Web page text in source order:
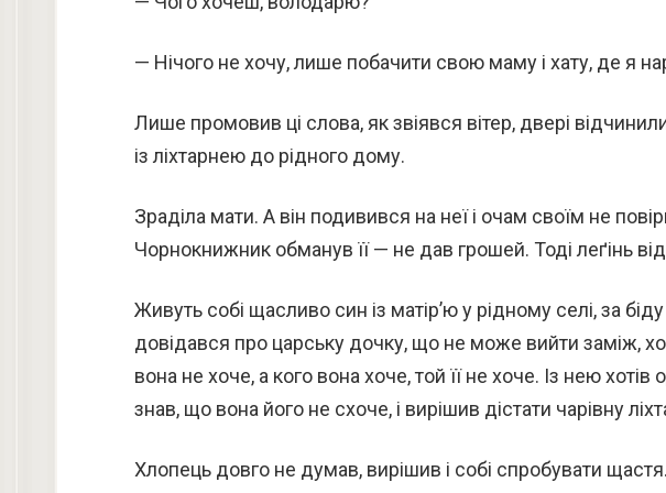
— Нічого не хочу, лише побачити свою маму і хату, де я
Лише промовив ці слова, як звіявся вітер, двері
із ліхтарнею до рідного дому.
Зраділа мати. А він подивився на неї і очам своїм не
Чорнокнижник обманув її — не дав грошей. Тоді леґінь
Живуть собі щасливо син із матір’ю у рідному селі, за
довідався про царську дочку, що не може вийти заміж,
вона не хоче, а кого вона хоче, той її не хоче. Із нею
знав, що вона його не схоче, і вирішив дістати чарівну
Хлопець довго не думав, вирішив і собі спробувати